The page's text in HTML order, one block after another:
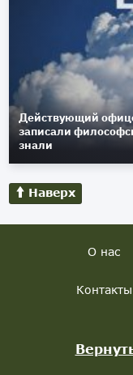
Действующий
записали
знали
Наверх
О нас
Контакты